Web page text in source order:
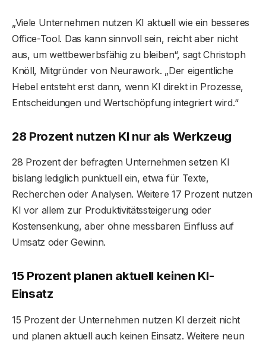
„Viele Unternehmen nutzen KI aktuell wie ein besseres
Office-Tool. Das kann sinnvoll sein, reicht aber nicht
aus, um wettbewerbsfähig zu bleiben“, sagt Christoph
Knöll, Mitgründer von Neurawork. „Der eigentliche
Hebel entsteht erst dann, wenn KI direkt in Prozesse,
Entscheidungen und Wertschöpfung integriert wird.“
28 Prozent nutzen KI nur als Werkzeug
28 Prozent der befragten Unternehmen setzen KI
bislang lediglich punktuell ein, etwa für Texte,
Recherchen oder Analysen. Weitere 17 Prozent nutzen
KI vor allem zur Produktivitätssteigerung oder
Kostensenkung, aber ohne messbaren Einfluss auf
Umsatz oder Gewinn.
15 Prozent planen aktuell keinen KI-
Einsatz
15 Prozent der Unternehmen nutzen KI derzeit nicht
und planen aktuell auch keinen Einsatz. Weitere neun